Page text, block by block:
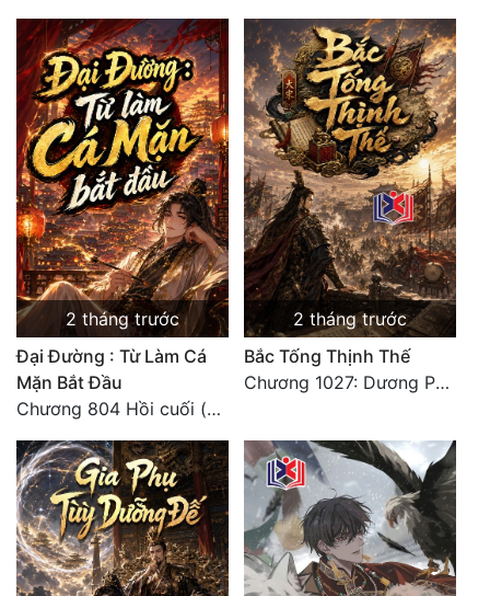
2 tháng trước
Đại Đường : Từ Làm Cá
Mặn Bắt Đầu
Chương 804 Hồi cuối (đại kết cục )
2 tháng trước
Bắc Tống Thịnh Thế
Chương 1027: Dương Phàm! Viễn Hàng!